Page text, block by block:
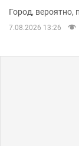
Город, вероятно,
7.08.2026 13:26